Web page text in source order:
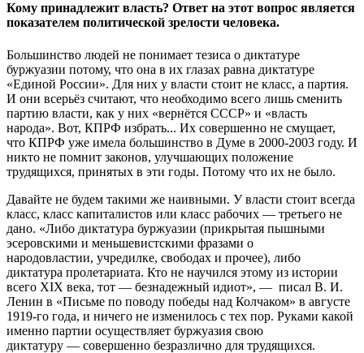
Кому принадлежит власть? Ответ на этот вопрос является
показателем политической зрелости человека.
Большинство людей не понимает тезиса о диктатуре
буржуазии потому, что она в их глазах равна диктатуре
«Единой России». Для них у власти стоит не класс, а партия.
И они всерьёз считают, что необходимо всего лишь сменить
партию власти, как у них «вернётся СССР» и «власть
народа». Вот, КПРФ избрать... Их совершенно не смущает,
что КПРФ уже имела большинство в Думе в 2000-2003 году. И
никто не помнит законов, улучшающих положение
трудящихся, принятых в эти годы. Потому что их не было.
Давайте не будем такими же наивными. У власти стоит всегда
класс, класс капиталистов или класс рабочих — третьего не
дано. «Либо диктатура буржуазии (прикрытая пышными
эсеровскими и меньшевистскими фразами о
народовластии, учредилке, свободах и прочее), либо
диктатура пролетариата. Кто не научился этому из истории
всего XIX века, тот — безнадежный идиот», — писал В. И.
Ленин в «Письме по поводу победы над Колчаком» в августе
1919-го года, и ничего не изменилось с тех пор. Руками какой
именно партии осуществляет буржуазия свою
диктатуру — совершенно безразлично для трудящихся.